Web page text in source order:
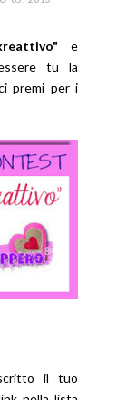
e
tu la
premi per i
il tuo